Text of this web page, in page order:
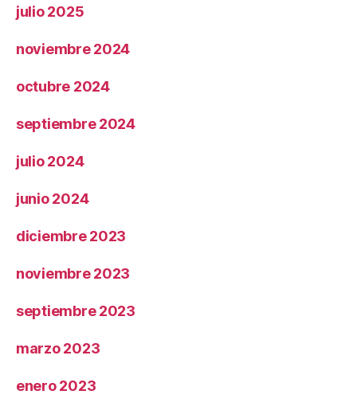
julio 2025
noviembre 2024
octubre 2024
septiembre 2024
julio 2024
junio 2024
diciembre 2023
noviembre 2023
septiembre 2023
marzo 2023
enero 2023